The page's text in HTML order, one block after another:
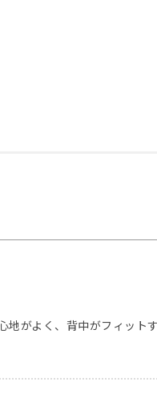
がよく、背中がフィット